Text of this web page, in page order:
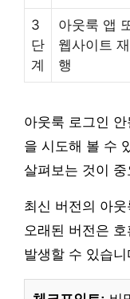
3
단
계
아웃룩 앱
웹사이트
행
아웃룩 로그인
을 시도해 볼 수
살펴보는 것이 중
최신 버전의 아
오래된 버전은
발생할 수 있습니